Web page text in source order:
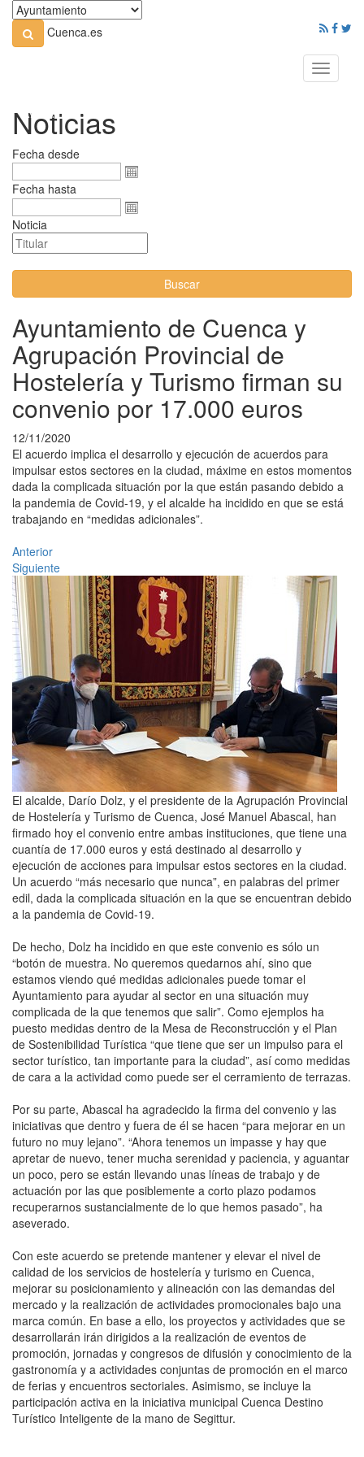
Cuenca.es
Toggle
Noticias
Fecha desde
Fecha hasta
Noticia
Buscar
Ayuntamiento de Cuenca y
Agrupación Provincial de
Hostelería y Turismo firman su
convenio por 17.000 euros
12/11/2020
El acuerdo implica el desarrollo y ejecución de acuerdos para
impulsar estos sectores en la ciudad, máxime en estos momentos
dada la complicada situación por la que están pasando debido a
la pandemia de Covid-19, y el alcalde ha incidido en que se está
trabajando en “medidas adicionales”.
Anterior
Siguiente
El alcalde, Darío Dolz, y el presidente de la Agrupación Provincial
de Hostelería y Turismo de Cuenca, José Manuel Abascal, han
firmado hoy el convenio entre ambas instituciones, que tiene una
cuantía de 17.000 euros y está destinado al desarrollo y
ejecución de acciones para impulsar estos sectores en la ciudad.
Un acuerdo “más necesario que nunca”, en palabras del primer
edil, dada la complicada situación en la que se encuentran debido
a la pandemia de Covid-19.
De hecho, Dolz ha incidido en que este convenio es sólo un
“botón de muestra. No queremos quedarnos ahí, sino que
estamos viendo qué medidas adicionales puede tomar el
Ayuntamiento para ayudar al sector en una situación muy
complicada de la que tenemos que salir”. Como ejemplos ha
puesto medidas dentro de la Mesa de Reconstrucción y el Plan
de Sostenibilidad Turística “que tiene que ser un impulso para el
sector turístico, tan importante para la ciudad”, así como medidas
de cara a la actividad como puede ser el cerramiento de terrazas.
Por su parte, Abascal ha agradecido la firma del convenio y las
iniciativas que dentro y fuera de él se hacen “para mejorar en un
futuro no muy lejano”. “Ahora tenemos un impasse y hay que
apretar de nuevo, tener mucha serenidad y paciencia, y aguantar
un poco, pero se están llevando unas líneas de trabajo y de
actuación por las que posiblemente a corto plazo podamos
recuperarnos sustancialmente de lo que hemos pasado”, ha
aseverado.
Con este acuerdo se pretende mantener y elevar el nivel de
calidad de los servicios de hostelería y turismo en Cuenca,
mejorar su posicionamiento y alineación con las demandas del
mercado y la realización de actividades promocionales bajo una
marca común. En base a ello, los proyectos y actividades que se
desarrollarán irán dirigidos a la realización de eventos de
promoción, jornadas y congresos de difusión y conocimiento de la
gastronomía y a actividades conjuntas de promoción en el marco
de ferias y encuentros sectoriales. Asimismo, se incluye la
participación activa en la iniciativa municipal Cuenca Destino
Turístico Inteligente de la mano de Segittur.